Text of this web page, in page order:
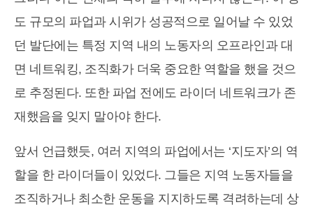
도 규모의 파업과 시위가 성공적으로 일어날 수 있었
던 발단에는 특정 지역 내의 노동자의 오프라인과 대
면 네트워킹, 조직화가 더욱 중요한 역할을 했을 것으
로 추정된다. 또한 파업 전에도 라이더 네트워크가 존
재했음을 잊지 말아야 한다.
앞서 언급했듯, 여러 지역의 파업에서는 ‘지도자’의 역
할을 한 라이더들이 있었다. 그들은 지역 노동자들을
조직하거나 최소한 운동을 지지하도록 격려하는데 상